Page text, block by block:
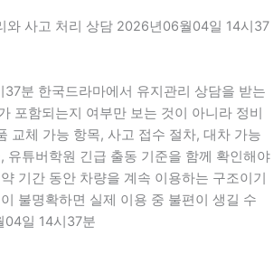
와 사고 처리 상담 2026년06월04일 14시37
분 한국드라마에서 유지관리 상담을 받는
포함되는지 여부만 보는 것이 아니라 정비
교체 가능 항목, 사고 접수 절차, 대차 가능
유튜버학원 긴급 출동 기준을 함께 확인해야
기간 동안 차량을 계속 이용하는 구조이기
불명확하면 실제 이용 중 불편이 생길 수
일 14시37분